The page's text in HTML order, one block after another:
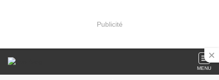
Publicité
MENU